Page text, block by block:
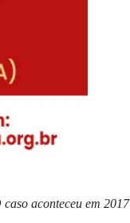
aconteceu em 2017